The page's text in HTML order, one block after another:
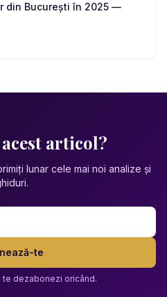
din București în 2025 —
articol?
lunar cele mai noi analize și
te
te dezabonezi oricând.